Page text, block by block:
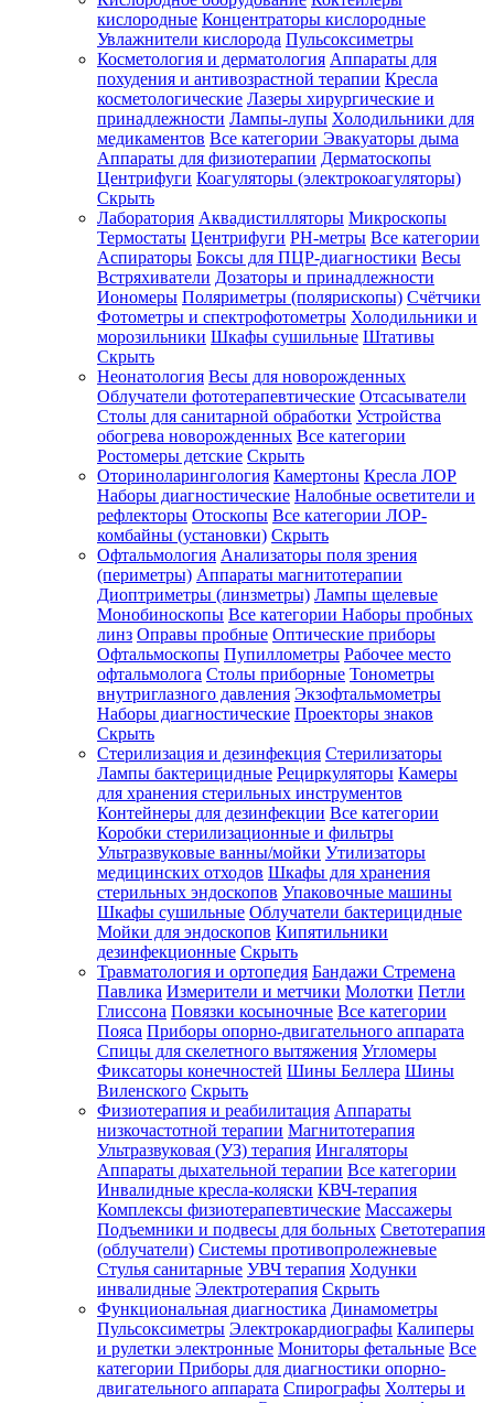
Зарегистрироваться
Зачем
регистрироваться?
Все
покупки
одном
месте
Личный
менеджер
Отслеживание
статуса
заказа
кислородные Концентраторы кислородные
Увлажнители кислорода Пульсоксиметры
Косметология и дерматология Аппараты для
похудения и антивозрастной терапии Кресла
косметологические Лазеры хирургические и
принадлежности Лампы-лупы Холодильники для
медикаментов Все категории Эвакуаторы дыма
Аппараты для физиотерапии Дерматоскопы
Центрифуги Коагуляторы (электрокоагуляторы)
Скрыть
Лаборатория Аквадистилляторы Микроскопы
Термостаты Центрифуги PH-метры Все категории
Аспираторы Боксы для ПЦР-диагностики Весы
Встряхиватели Дозаторы и принадлежности
Иономеры Поляриметры (полярископы) Счётчики
Фотометры и спектрофотометры Холодильники и
морозильники Шкафы сушильные Штативы
Скрыть
Неонатология Весы для новорожденных
Облучатели фототерапевтические Отсасыватели
Столы для санитарной обработки Устройства
обогрева новорожденных Все категории
Ростомеры детские Скрыть
Оториноларингология Камертоны Кресла ЛОР
Наборы диагностические Налобные осветители и
рефлекторы Отоскопы Все категории ЛОР-
комбайны (установки) Скрыть
Офтальмология Анализаторы поля зрения
(периметры) Аппараты магнитотерапии
Диоптриметры (линзметры) Лампы щелевые
Монобиноскопы Все категории Наборы пробных
линз Оправы пробные Оптические приборы
Офтальмоскопы Пупиллометры Рабочее место
офтальмолога Столы приборные Тонометры
внутриглазного давления Экзофтальмометры
Наборы диагностические Проекторы знаков
Скрыть
Стерилизация и дезинфекция Стерилизаторы
Лампы бактерицидные Рециркуляторы Камеры
для хранения стерильных инструментов
Контейнеры для дезинфекции Все категории
Коробки стерилизационные и фильтры
Ультразвуковые ванны/мойки Утилизаторы
медицинских отходов Шкафы для хранения
стерильных эндоскопов Упаковочные машины
Шкафы сушильные Облучатели бактерицидные
Мойки для эндоскопов Кипятильники
дезинфекционные Скрыть
Травматология и ортопедия Бандажи Стремена
Павлика Измерители и метчики Молотки Петли
Глиссона Повязки косыночные Все категории
Пояса Приборы опорно-двигательного аппарата
Спицы для скелетного вытяжения Угломеры
Фиксаторы конечностей Шины Беллера Шины
Виленского Скрыть
Физиотерапия и реабилитация Аппараты
низкочастотной терапии Магнитотерапия
Ультразвуковая (УЗ) терапия Ингаляторы
Аппараты дыхательной терапии Все категории
Инвалидные кресла-коляски КВЧ-терапия
Комплексы физиотерапевтические Массажеры
Подъемники и подвесы для больных Светотерапия
(облучатели) Системы противопролежневые
Стулья санитарные УВЧ терапия Ходунки
инвалидные Электротерапия Скрыть
Функциональная диагностика Динамометры
Пульсоксиметры Электрокардиографы Калиперы
и рулетки электронные Мониторы фетальные Все
категории Приборы для диагностики опорно-
двигательного аппарата Спирографы Холтеры и